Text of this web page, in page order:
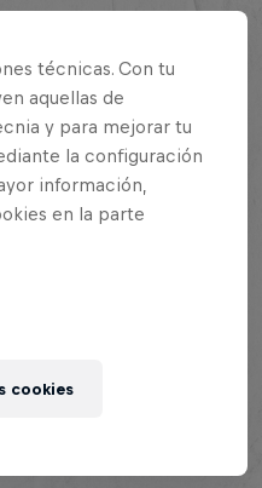
técnicas. Con tu
aquellas de
y para mejorar tu
la configuración
información,
en la parte
cookies